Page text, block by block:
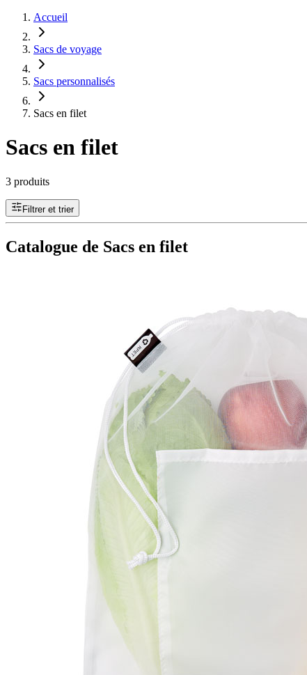
Accueil
Sacs de voyage
Sacs personnalisés
Sacs en filet
Sacs en filet
3 produits
Filtrer et trier
Catalogue de Sacs en filet